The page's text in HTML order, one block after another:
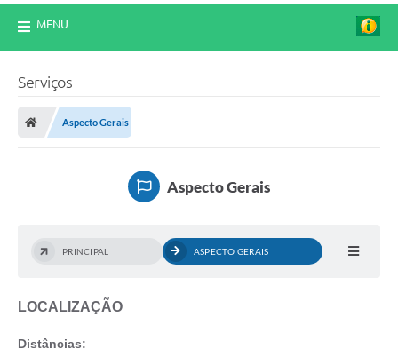
MENU
Serviços
Aspecto Gerais
Aspecto Gerais
PRINCIPAL ASPECTO GERAIS
LOCALIZAÇÃO
Distâncias: